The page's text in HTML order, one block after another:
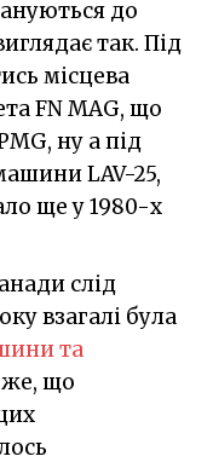
до
так. Під
місцева
FN MAG, що
ну а під
LAV-25,
ще у 1980-х
слід
взагалі була
та
що